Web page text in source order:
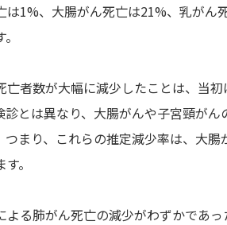
は1%、大腸がん死亡は21%、乳が
亡者数が大幅に減少したことは、当
診とは異なり、大腸がんや子宮頸が
つまり、これらの推定減少率は、大
。
よる肺がん死亡の減少がわずかであ